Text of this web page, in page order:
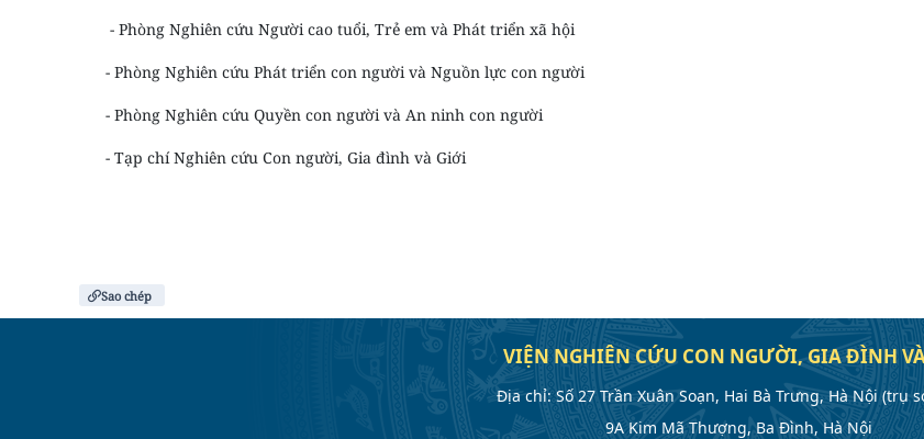
- Phòng Nghiên cứu Người cao tuổi, Trẻ em và Phát triển xã hội
- Phòng Nghiên cứu Phát triển con người và Nguồn lực con người
- Phòng Nghiên cứu Quyền con người và An ninh con người
- Tạp chí Nghiên cứu Con người, Gia đình và Giới
Sao chép
VIỆN NGHIÊN CỨU CON NGƯỜI, GIA ĐÌNH
Địa chỉ: Số 27 Trần Xuân Soạn, Hai Bà Trưng, Hà Nội (trụ
9A Kim Mã Thượng, Ba Đình, Hà Nội